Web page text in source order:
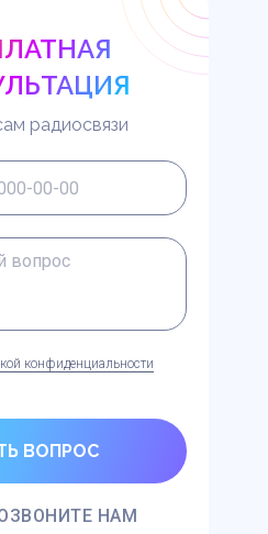
радиосвязи
НАМ
конфиденциальности
ВОПРОС